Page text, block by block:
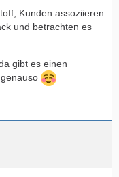
Kunden assoziieren
und betrachten es
gibt es einen